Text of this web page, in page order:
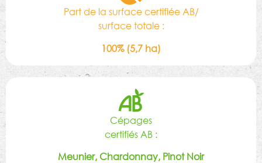
Part de la surface certifiée AB/
surface totale :
100% (5,7 ha)
Cépages
certifiés AB :
Meunier, Chardonnay, Pinot Noir